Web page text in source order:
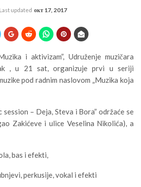
Last updated окт 17, 2017
i aktivizam”, Udruženje muzičara
, u 21 sat, organizuje prvi u seriji
pod radnim naslovom „Muzika koja
session – Deja, Steva i Bora” održaće se
Zakićeve i ulice Veselina Nikolića), a
bas i efekti,
perkusije, vokal i efekti